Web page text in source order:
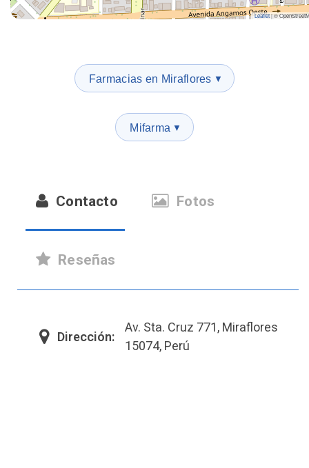
Leaflet|©
Farmacias en Miraflores ▼
Mifarma ▼
Contacto Fotos
Reseñas
Dirección:
Av. Sta. Cruz 771, Miraflores
15074, Perú